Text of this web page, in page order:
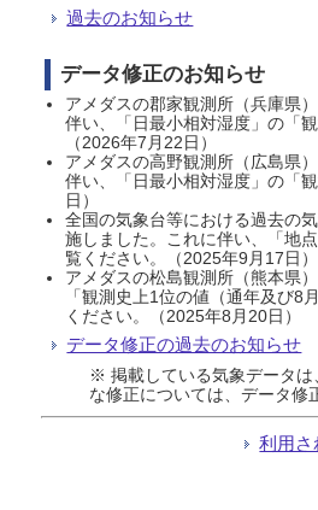
過去のお知らせ
データ修正のお知らせ
アメダスの郡家観測所（兵庫県
伴い、「日最小相対湿度」の「
（2026年7月22日）
アメダスの高野観測所（広島県
伴い、「日最小相対湿度」の「
日）
全国の気象台等における過去の
施しました。これに伴い、「地
覧ください。（2025年9月17日）
アメダスの松島観測所（熊本県
「観測史上1位の値（通年及び
ください。（2025年8月20日）
データ修正の過去のお知らせ
※ 掲載している気象データは
な修正については、データ修
利用さ